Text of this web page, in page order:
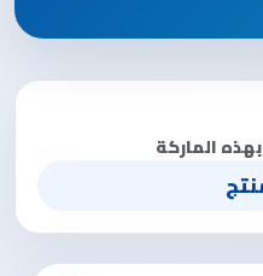
الماركة